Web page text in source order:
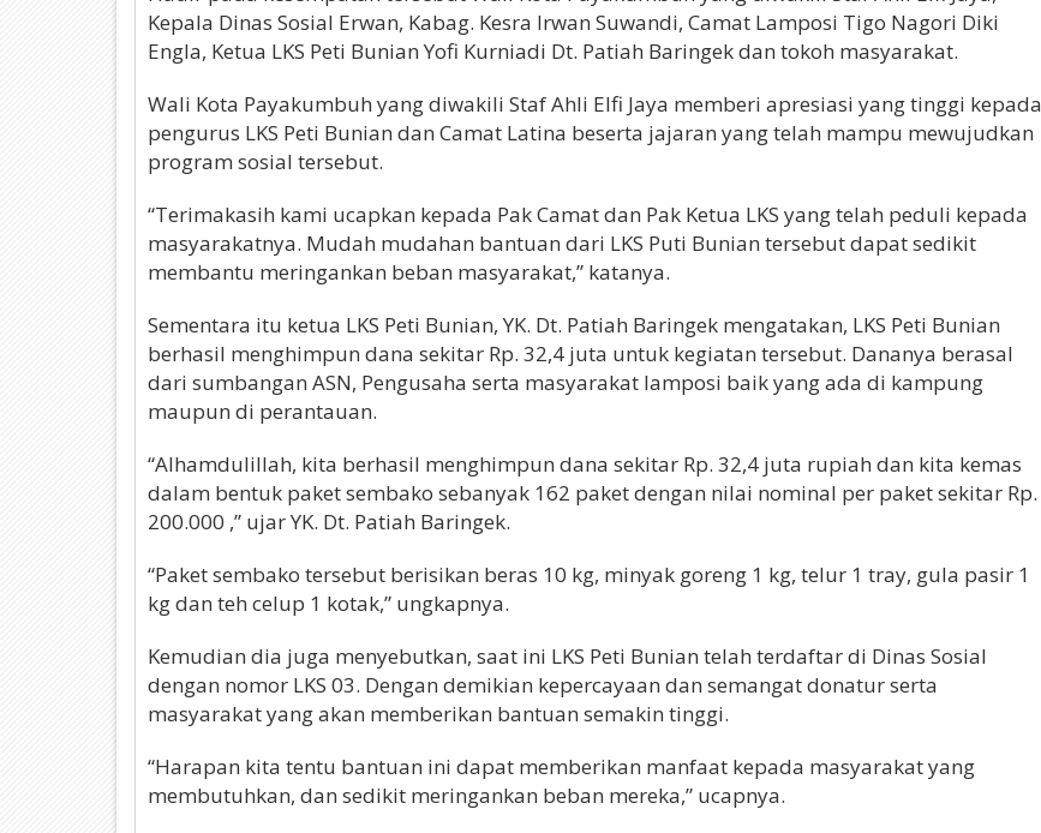
Kepala Dinas Sosial Erwan, Kabag. Kesra Irwan Suwandi, Camat Lamposi Tigo Nagori Diki
Engla, Ketua LKS Peti Bunian Yofi Kurniadi Dt. Patiah Baringek dan tokoh masyarakat.
Wali Kota Payakumbuh yang diwakili Staf Ahli Elfi Jaya memberi apresiasi yang tinggi kepada
pengurus LKS Peti Bunian dan Camat Latina beserta jajaran yang telah mampu mewujudkan
program sosial tersebut.
“Terimakasih kami ucapkan kepada Pak Camat dan Pak Ketua LKS yang telah peduli kepada
masyarakatnya. Mudah mudahan bantuan dari LKS Puti Bunian tersebut dapat sedikit
membantu meringankan beban masyarakat,” katanya.
Sementara itu ketua LKS Peti Bunian, YK. Dt. Patiah Baringek mengatakan, LKS Peti Bunian
berhasil menghimpun dana sekitar Rp. 32,4 juta untuk kegiatan tersebut. Dananya berasal
dari sumbangan ASN, Pengusaha serta masyarakat lamposi baik yang ada di kampung
maupun di perantauan.
“Alhamdulillah, kita berhasil menghimpun dana sekitar Rp. 32,4 juta rupiah dan kita kemas
dalam bentuk paket sembako sebanyak 162 paket dengan nilai nominal per paket sekitar Rp.
200.000 ,” ujar YK. Dt. Patiah Baringek.
“Paket sembako tersebut berisikan beras 10 kg, minyak goreng 1 kg, telur 1 tray, gula pasir 1
kg dan teh celup 1 kotak,” ungkapnya.
Kemudian dia juga menyebutkan, saat ini LKS Peti Bunian telah terdaftar di Dinas Sosial
dengan nomor LKS 03. Dengan demikian kepercayaan dan semangat donatur serta
masyarakat yang akan memberikan bantuan semakin tinggi.
“Harapan kita tentu bantuan ini dapat memberikan manfaat kepada masyarakat yang
membutuhkan, dan sedikit meringankan beban mereka,” ucapnya.